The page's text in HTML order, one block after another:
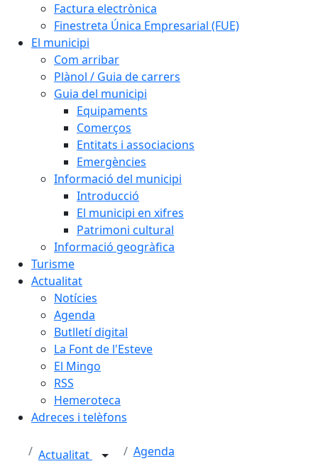
Factura electrònica
Finestreta Única Empresarial (FUE)
El municipi
Com arribar
Plànol / Guia de carrers
Guia del municipi
Equipaments
Comerços
Entitats i associacions
Emergències
Informació del municipi
Introducció
El municipi en xifres
Patrimoni cultural
Informació geogràfica
Turisme
Actualitat
Notícies
Agenda
Butlletí digital
La Font de l'Esteve
El Mingo
RSS
Hemeroteca
Adreces i telèfons
Actualitat Agenda